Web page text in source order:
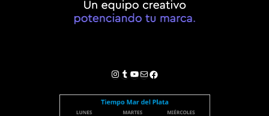
Instagram
Tumblr
YouTube
Correo electrónico
Facebook